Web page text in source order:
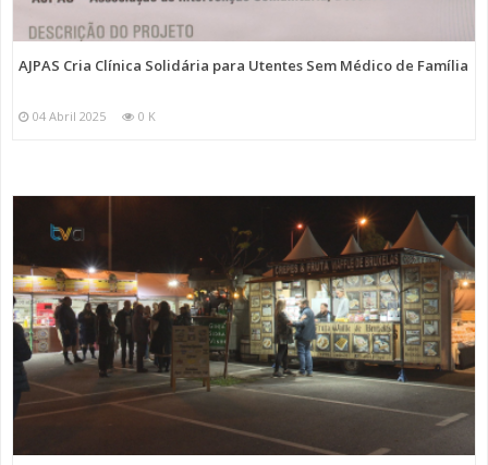
AJPAS Cria Clínica Solidária para Utentes Sem Médico de Família
04 Abril 2025 0 K